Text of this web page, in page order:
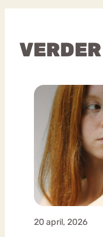
20 april, 2026